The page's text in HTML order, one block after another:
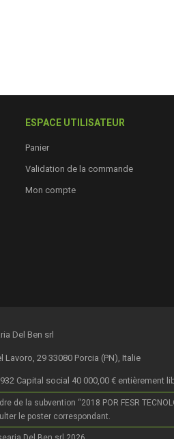
ESPACE UTILISATEUR
Panier
Validation de la commande
Mon compte
Del Ben srl
29 33080 Porcia (PN), Italie
Capital social 40 000,00 € entièrement
la subvention “2018 POR FESR
le poster correspondant.